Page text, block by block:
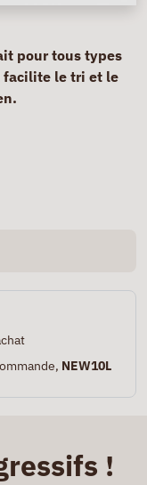
pour tous types
facilite le tri et le
NEW10L
!